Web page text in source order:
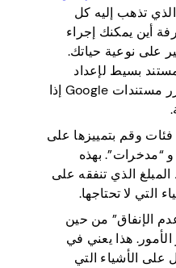
تذهب إليه كل
أين يمكنك إجراء
على نوعية حياتك.
بسيط لإعداد
الميزانية في Excel أو محرر مستندات Google إذا
وقم بتمييزها على
و “مدخرات”. بهذه
الذي تنفقه على
التي لا تحتاجها.
الإنفاق” من حين
هذا يعني في
على الأشياء التي